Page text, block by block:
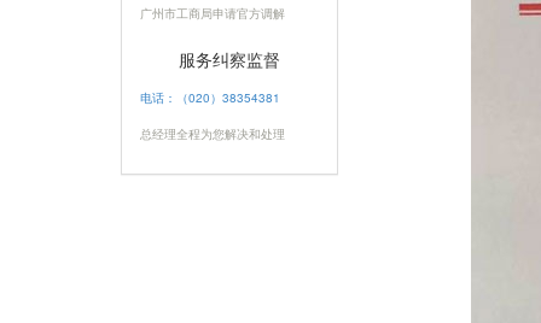
广州市工商局申请官方调解
服务纠察监督
电话：（020）38354381
总经理全程为您解决和处理